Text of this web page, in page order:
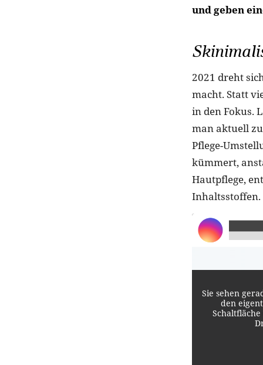
und geben
2021 dreht
macht. Statt
in den Fokus.
man aktuell
Pflege-
kümmert,
Hautpflege,
Inhaltsstoffen.
Sie sehen
den